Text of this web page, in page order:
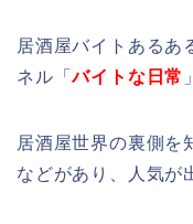
居酒屋バイトあるあ
ネル「バイトな日常
居酒屋世界の裏側を
などがあり、人気が